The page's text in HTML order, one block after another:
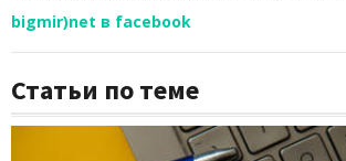
bigmir)net в facebook
Статьи по теме